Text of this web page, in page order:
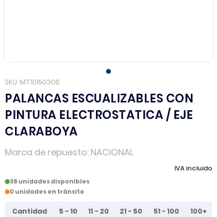
SKU MT10150306
PALANCAS ESCUALIZABLES CON
PINTURA ELECTROSTATICA / EJE
CLARABOYA
Marca de repuesto NACIONAL
IVA incluido
36 unidades disponibles
0 unidades en tránsito
Tier prices table
Cantidad 5 - 10 11 - 20 21 - 50 51 - 100
100+